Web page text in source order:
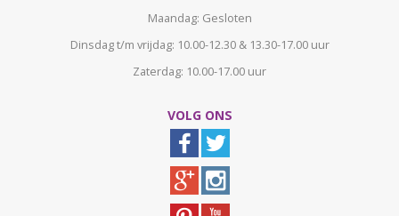
Maandag: Gesloten
Dinsdag t/m vrijdag: 10.00-12.30 & 13.30-17.00 uur
Zaterdag: 10.00-17.00 uur
VOLG ONS